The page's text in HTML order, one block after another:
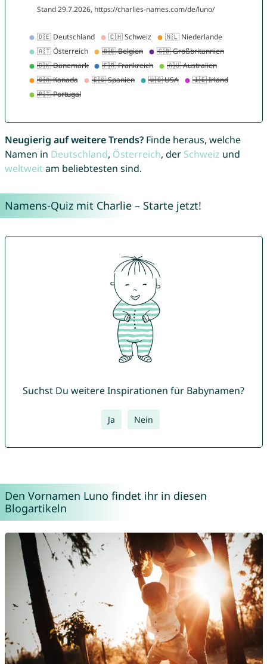
Neugierig auf weitere Trends?Finde heraus, welche
Namen in Deutschland, Österreich, der Schweiz und
weltweitam beliebtesten sind.
Namens-Quiz mit Charlie – Starte jetzt!
Suchst Du weitere Inspirationen für Babynamen?
Ja Nein
Den Vornamen Luno findet ihr in diesen
Blogartikeln